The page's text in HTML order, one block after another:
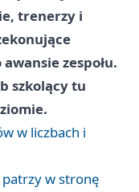
trenerzy i
zespołu.
szkolący tu
w liczbach i
w stronę